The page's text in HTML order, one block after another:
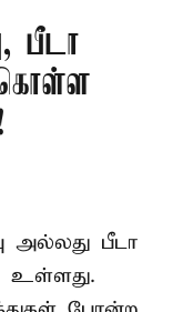
பீடா
அல்லது பீடா
உள்ளது.